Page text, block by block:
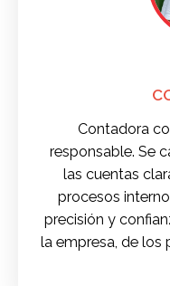
Contadora
responsable. Se
las cuentas
procesos
precisión y
la empresa, de los